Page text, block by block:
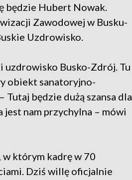
będzie Hubert Nowak.
Zawodowej w Busku-
Uzdrowisko.
uzdrowisko Busko-Zdrój. Tu
obiekt sanatoryjno-
Tutaj będzie dużą szansa dla
jest nam przychylna – mówi
którym kadrę w 70
Dziś willę oficjalnie